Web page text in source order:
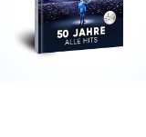
erscheinen
automatisch
und